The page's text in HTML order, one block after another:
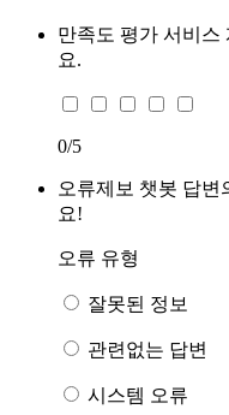
만족도 평가 서비스
요.
0/5
오류제보 챗봇 답변
요!
오류 유형
잘못된 정보
관련없는 답변
시스템 오류